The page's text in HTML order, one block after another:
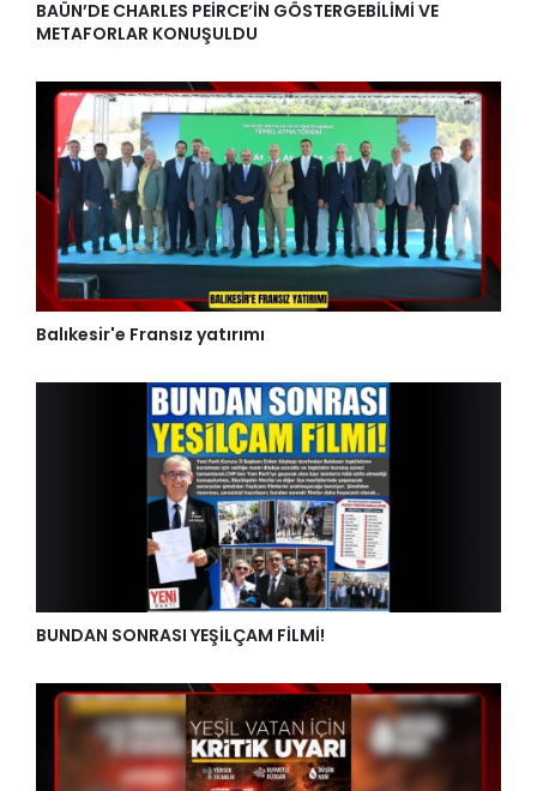
BAÜN’DE CHARLES PEİRCE’İN GÖSTERGEBİLİMİ VE
METAFORLAR KONUŞULDU
Balıkesir'e Fransız yatırımı
BUNDAN SONRASI YEŞİLÇAM FİLMİ!